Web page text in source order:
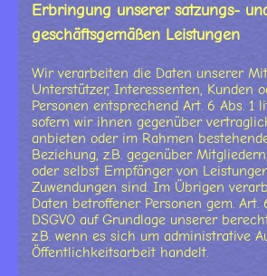
Erbringung unserer satzungs-
geschäftsgemäßen Leistungen
Wir verarbeiten die Daten unserer
Unterstützer, Interessenten, Kunden
Personen entsprechend Art. 6 Abs. 1
sofern wir ihnen gegenüber
anbieten oder im Rahmen
Beziehung, z.B. gegenüber
oder selbst Empfänger von
Zuwendungen sind. Im Übrigen
Daten betroffener Personen gem. Art.
DSGVO auf Grundlage unserer
z.B. wenn es sich um administrative
Öffentlichkeitsarbeit handelt.